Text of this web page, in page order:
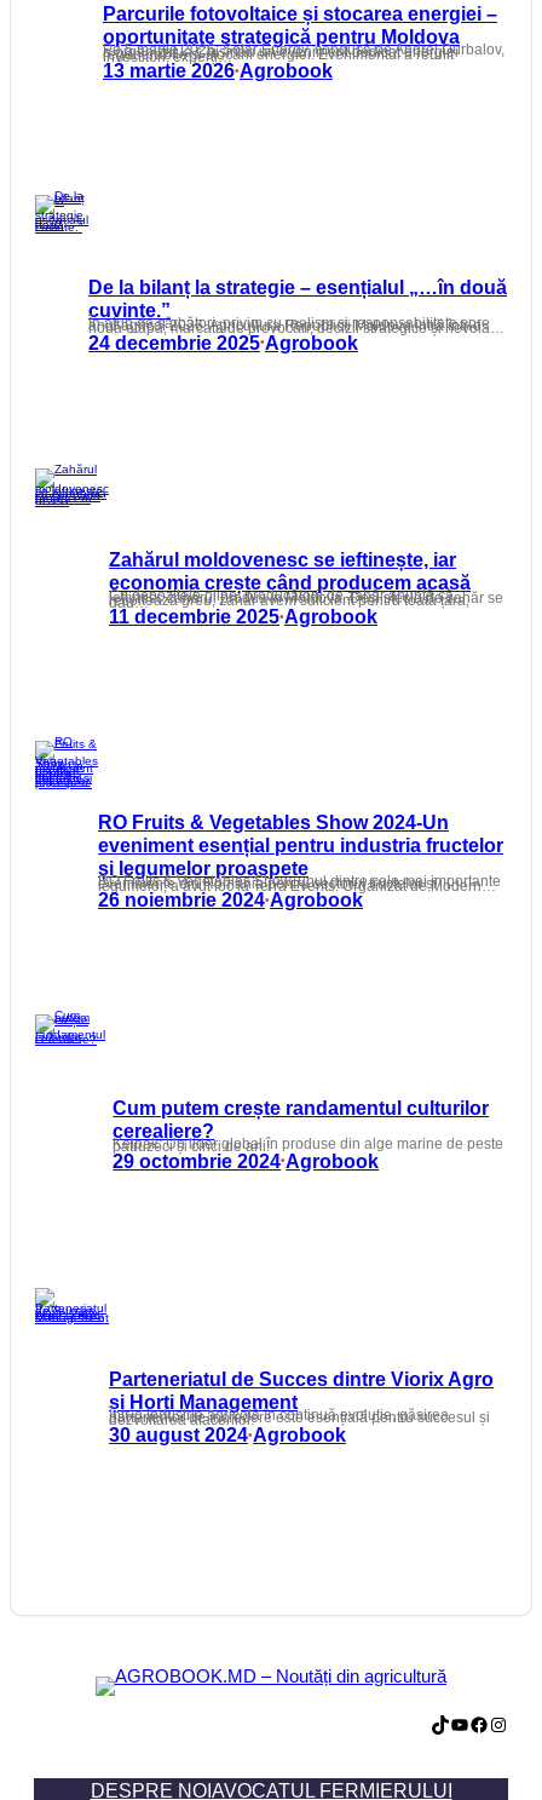
Parcurile fotovoltaice și stocarea energiei –
oportunitate strategică pentru Moldova
Pe 5 martie 2026, Solar Energy, condusă de Andrei Durbalov, a organizat la Chișinău un eveniment dedicat energiei regenerabile și stocării energiei. Evenimentul a reunit investitori, experți…
13 martie 2026•Agrobook
De la bilanț la strategie – esențialul „…în două
cuvinte.”
În ajun de sărbători, privim cu realism și responsabilitate spre anul agricol 2026. Agricultura Republicii Moldova intră într-o nouă etapă, marcată de provocări, decizii strategice și nevoia…
24 decembrie 2025•Agrobook
Zahărul moldovenesc se ieftinește, iar
economia crește când producem acasă
Cu depozitele pline, producătorii de zahăr anunță că ieftinesc zahărul produs în Moldova. Deși sfecla de zahăr se recoltează greu, zahăr avem suficient pentru toată țara, dau…
11 decembrie 2025•Agrobook
RO Fruits & Vegetables Show 2024-Un
eveniment esențial pentru industria fructelor
și legumelor proaspete
RO Fruits & Vegetables Show, unul dintre cele mai importante evenimente din România pentru sectorul fructelor și legumelor, a avut loc la Terra Events. Organizat de Modern…
26 noiembrie 2024•Agrobook
Cum putem crește randamentul culturilor
cerealiere?
Kelpak: Un lider global în produse din alge marine de peste patruzeci și cinci de ani!
29 octombrie 2024•Agrobook
Parteneriatul de Succes dintre Viorix Agro
și Horti Management
Într-o industrie agricolă în continuă evoluție, găsirea partenerilor de încredere este esențială pentru succesul și dezvoltarea afacerilor.
30 august 2024•Agrobook
TikTok YouTube Facebook Instagram
DESPRE NOI AVOCATUL FERMIERULUI